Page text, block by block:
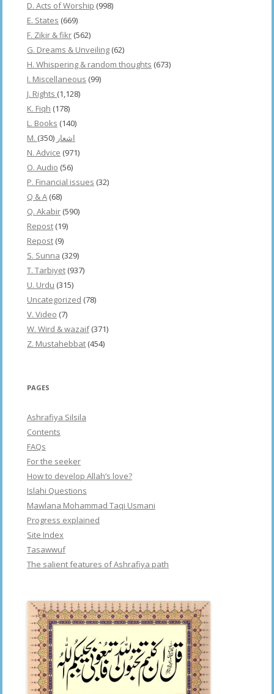
D. Acts of Worship (998)
E. States (669)
F. Zikir & fikr (562)
G. Dreams & Unveiling (62)
H. Whispering & random thoughts (673)
I. Miscellaneous (99)
J. Rights (1,128)
K. Fiqh (178)
L. Books (140)
M. اشعار (350)
N. Advice (971)
O. Audio (56)
P. Financial issues (32)
Q & A (68)
Q. Akabir (590)
Repost (19)
Repost (9)
S. Sunna (329)
T. Tarbiyet (937)
U. Urdu (315)
Uncategorized (78)
V. Video (7)
W. Wird & wazaif(371)
Z. Mustahebbat (454)
PAGES
Ashrafiya Silsila
Contents
FAQs
For the seeker
How to develop Allah’s love?
Islahi Questions
Mawlana Mohammad Taqi Usmani
Progress explained
Site Index
Tasawwuf
The salient features of Ashrafiya path